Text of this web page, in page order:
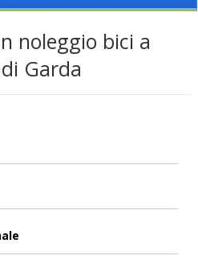
noleggio bici a
Garda